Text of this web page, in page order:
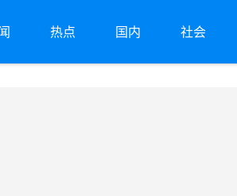
热点 国内 社会